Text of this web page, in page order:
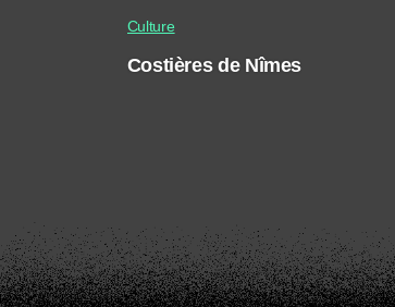
Culture
Costières de Nîmes